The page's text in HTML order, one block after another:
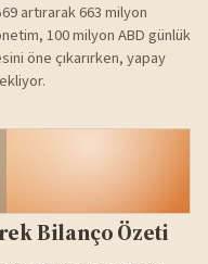
artırarak 663 milyon
100 milyon ABD günlük
öne çıkarırken, yapay
Bilanço Özeti